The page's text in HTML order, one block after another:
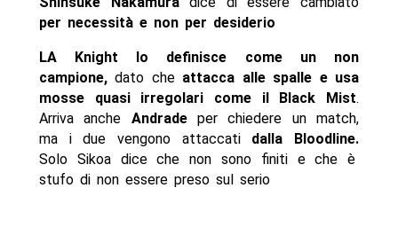
per necessità e non per desiderio
LA Knight lo definisce come un non
campione,dato che attacca alle spalle e usa
mosse quasi irregolari come il Black Mist.
Arriva anche Andradeper chiedere un match,
ma i due vengono attaccati dalla Bloodline.
Solo Sikoa dice che non sono finiti e che è
stufo di non essere preso sul serio